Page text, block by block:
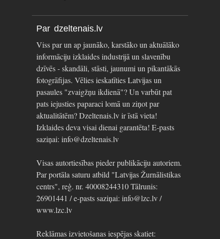
Par dzeltenais.lv
Viss par un ap jaunāko, karstāko un aktuālāko
informāciju izklaides industrijā un slavenību
dzīvēs - skandāli, stāsti, jaunumi un pikantākās
fotogrāfijas. Vēlies ieskatīties Latvijas un
pasaules "zvaigžņu ikdienā"? Un varbūt pat
pats iejusties paparaci lomā un ziņot par
aktualitātēm? Dzeltenais.lv ir īstā vieta!
Izklaides deva visai dienai garantēta! E-pasts
saziņai: info@dzeltenais.lv
Visas autortiesības pieder publikāciju autoriem.
Par portāla saturu atbild "Latvijas Žurnālistikas
centrs", reģ. nr. 40008244310 Tālrunis:
26901441 / e-pasts saziņai: info@lzc.lv /
www.lzc.lv
Reklāmas izvietošanas iespējas skatiet: